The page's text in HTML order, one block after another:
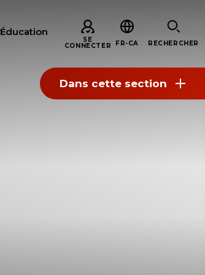
Éducation
SE
CONNECTER FR-CA RECHERCHER
Dans cette section